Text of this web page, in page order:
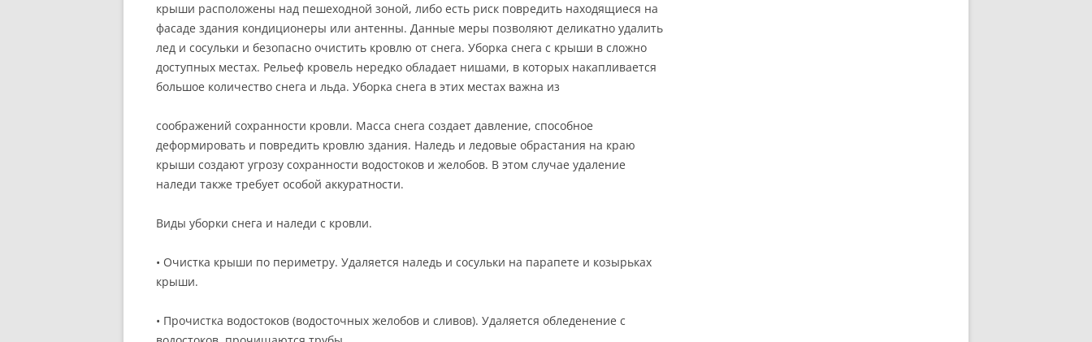
крыши расположены над пешеходной зоной, либо есть риск повредить находящиеся на
фасаде здания кондиционеры или антенны. Данные меры позволяют деликатно удалить
лед и сосульки и безопасно очистить кровлю от снега. Уборка снега с крыши в сложно
доступных местах. Рельеф кровель нередко обладает нишами, в которых накапливается
большое количество снега и льда. Уборка снега в этих местах важна из
соображений сохранности кровли. Масса снега создает давление, способное
деформировать и повредить кровлю здания. Наледь и ледовые обрастания на краю
крыши создают угрозу сохранности водостоков и желобов. В этом случае удаление
наледи также требует особой аккуратности.
Виды уборки снега и наледи с кровли.
• Очистка крыши по периметру. Удаляется наледь и сосульки на парапете и козырьках
крыши.
• Прочистка водостоков (водосточных желобов и сливов). Удаляется обледенение с